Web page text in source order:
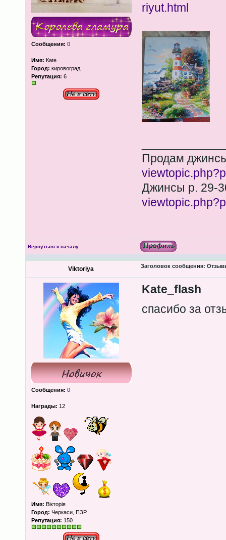
Сообщения: 0
Имя: Каte
Город: кировоград
Репутация: 6
riyut.html
Продам
Джинсы р. 29-
Вернуться к началу
Viktoriya Заголовок сообщения:
Сообщения: 0
Награды: 12
Имя: Вікторія
Город: Черкаси, ПЗР
Репутация: 150
Kate_flash
спасибо за